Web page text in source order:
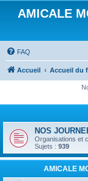
AMICALE
FAQ
Accueil Accueil du
NOS
Organisations et
Sujets : 939
AMICALE